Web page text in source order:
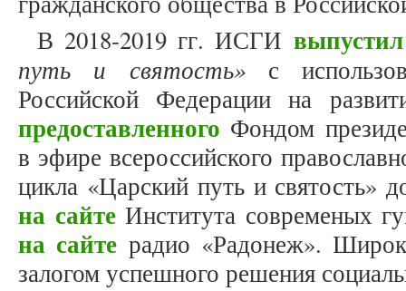
В 2018-2019 гг. ИСГИ
путь и святость»с
Российской Федерации на
предоставленного Фондом
в эфире всероссийского
цикла «Царский путь и святость»
на сайтеИнститута современых
на сайте радио «Радонеж».
залогом успешного решения